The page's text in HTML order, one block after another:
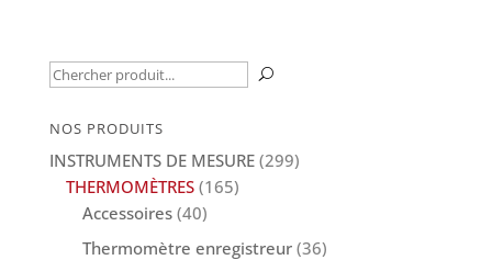
Recherche
U
NOS PRODUITS
INSTRUMENTS DE MESURE (299)
THERMOMÈTRES (165)
Accessoires (40)
Thermomètre enregistreur (36)